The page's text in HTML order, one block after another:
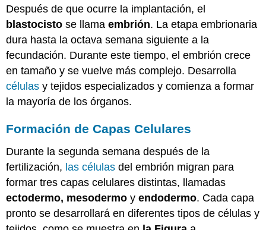
Después de que ocurre la implantación, el
blastocisto se llamaembrión. La etapa embrionaria
dura hasta la octava semana siguiente a la
fecundación. Durante este tiempo, el embrión crece
en tamaño y se vuelve más complejo. Desarrolla
células y tejidos especializados y comienza a formar
la mayoría de los órganos.
Formación de Capas Celulares
Durante la segunda semana después de la
fertilización, las células del embrión migran para
formar tres capas celulares distintas, llamadas
ectodermo, mesodermo yendodermo. Cada capa
pronto se desarrollará en diferentes tipos de células y